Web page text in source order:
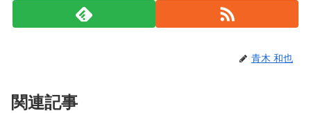
青木 和也
関連記事